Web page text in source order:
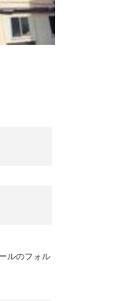
ルのフォル